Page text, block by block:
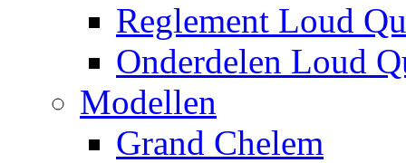
Reglement Loud
Onderdelen Loud
Modellen
Grand Chelem